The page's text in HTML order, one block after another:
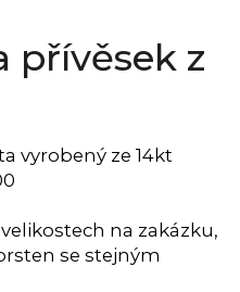
přívěsek z
vyrobený ze 14kt
na zakázku,
se stejným